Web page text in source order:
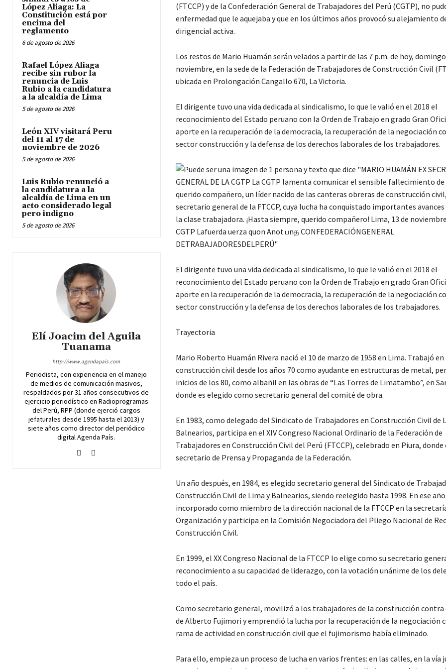
López Aliaga: La
Constitución está por
encima del
reglamento
6 de agosto de 2026
Rafael López Aliaga
recibe sin rubor la
renuncia de Luis
Rubio a la candidatura
a la alcaldía de Lima
5 de agosto de 2026
León XIV visitará Peru
del 11 al 17 de
noviembre de 2026
5 de agosto de 2026
Luis Rubio renunció a
la candidatura a la
alcaldía de Lima en un
acto considerado legal
pero indigno
5 de agosto de 2026
Elí Joacim del Aguila
Tuanama
http://www.agendapais.com
Periodista, con experiencia en el manejo
de medios de comunicación masivos,
respaldados por 31 años consecutivos de
ejercicio periodístico en Radioprogramas
del Perú, RPP (donde ejerció cargos
jefaturales desde 1995 hasta el 2013) y
siete años como director del periódico
digital Agenda País.
(FTCCP) y de la Confederación General de Trabajadores del Perú (CGTP), no
enfermedad que le aquejaba y que en los últimos años provocó su alejamiento
dirigencial activa.
Los restos de Mario Huamán serán velados a partir de las 7 p.m. de hoy,
noviembre, en la sede de la Federación de Trabajadores de Construcción Civil
ubicada en Prolongación Cangallo 670, La Victoria.
El dirigente tuvo una vida dedicada al sindicalismo, lo que le valió en el 2018 el
reconocimiento del Estado peruano con la Orden de Trabajo en grado Gran
aporte en la recuperación de la democracia, la recuperación de la negociación
sector construcción y la defensa de los derechos laborales de los trabajadores.
El dirigente tuvo una vida dedicada al sindicalismo, lo que le valió en el 2018 el
reconocimiento del Estado peruano con la Orden de Trabajo en grado Gran
aporte en la recuperación de la democracia, la recuperación de la negociación
sector construcción y la defensa de los derechos laborales de los trabajadores.
Trayectoria
Mario Roberto Huamán Rivera nació el 10 de marzo de 1958 en Lima. Trabajó en
construcción civil desde los años 70 como ayudante en estructuras de metal,
inicios de los 80, como albañil en las obras de “Las Torres de Limatambo”, en
donde es elegido como secretario general del comité de obra.
En 1983, como delegado del Sindicato de Trabajadores en Construcción Civil de
Balnearios, participa en el XIV Congreso Nacional Ordinario de la Federación de
Trabajadores en Construcción Civil del Perú (FTCCP), celebrado en Piura, donde
secretario de Prensa y Propaganda de la Federación.
Un año después, en 1984, es elegido secretario general del Sindicato de
Construcción Civil de Lima y Balnearios, siendo reelegido hasta 1998. En ese
incorporado como miembro de la dirección nacional de la FTCCP en la
Organización y participa en la Comisión Negociadora del Pliego Nacional de
Construcción Civil.
En 1999, el XX Congreso Nacional de la FTCCP lo elige como su secretario
reconocimiento a su capacidad de liderazgo, con la votación unánime de los
todo el país.
Como secretario general, movilizó a los trabajadores de la construcción
de Alberto Fujimori y emprendió la lucha por la recuperación de la negociación
rama de actividad en construcción civil que el fujimorismo había eliminado.
Para ello, empieza un proceso de lucha en varios frentes: en las calles, en la vía